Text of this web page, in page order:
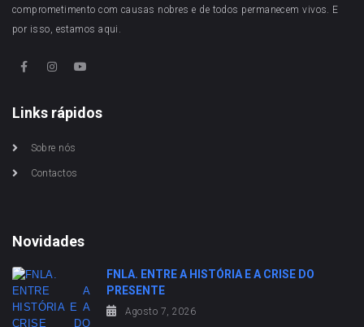
comprometimento com causas nobres e de todos permanecem vivos. E
por isso, estamos aqui.
Links rápidos
Sobre nós
Contactos
Novidades
FNLA. ENTRE A HISTÓRIA E A CRISE DO
PRESENTE
Agosto 7, 2026